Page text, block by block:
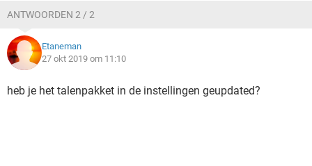
ANTWOORDEN 2 / 2
Etaneman
27 okt 2019 om 11:10
heb je het talenpakket in de instellingen geupdated?